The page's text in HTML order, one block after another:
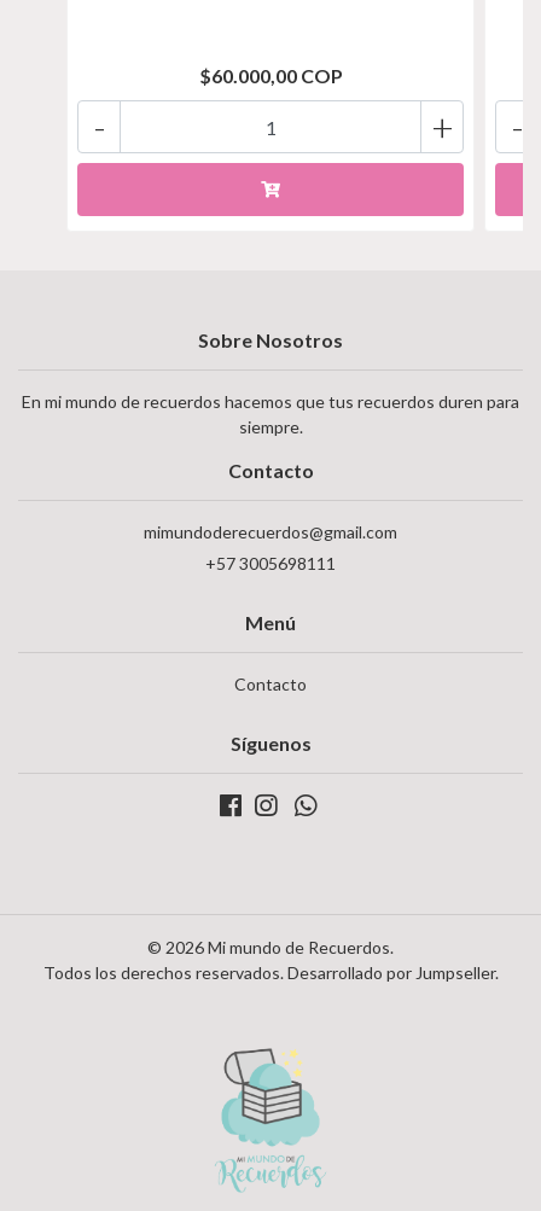
$60.000,00 COP
+
- -
Sobre Nosotros
En mi mundo de recuerdos hacemos que tus recuerdos duren para
siempre.
Contacto
mimundoderecuerdos@gmail.com
+57 3005698111
Menú
Contacto
Síguenos
© 2026 Mi mundo de Recuerdos.
Todos los derechos reservados.Desarrollado por Jumpseller.